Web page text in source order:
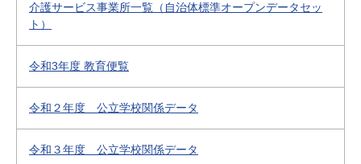
介護サービス事業所一覧（自治体標準オープンデータセッ
ト）
令和3年度 教育便覧
令和２年度 公立学校関係データ
令和３年度 公立学校関係データ